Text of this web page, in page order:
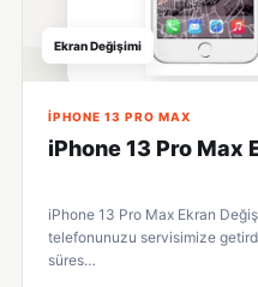
Ekran Değişimi
IPHONE 13 PRO MAX
iPhone 13 Pro Max
iPhone 13 Pro Max Ekran
telefonunuzu servisimize
süres…